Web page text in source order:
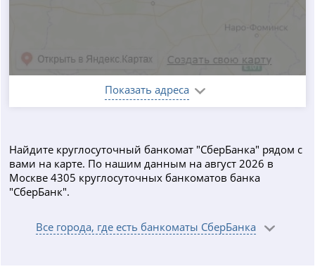
Показать адреса
Найдите круглосуточный банкомат "СберБанка" рядом с
вами на карте. По нашим данным на август 2026 в
Москве 4305 круглосуточных банкоматов банка
"СберБанк".
Все города, где есть банкоматы СберБанка